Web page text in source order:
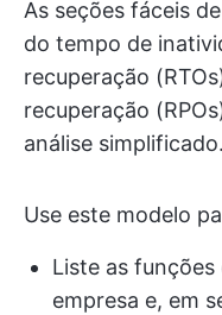
As seções fáceis
do tempo de
recuperação
recuperação
análise simplificado.
Use este modelo
Liste as funções
empresa e, em